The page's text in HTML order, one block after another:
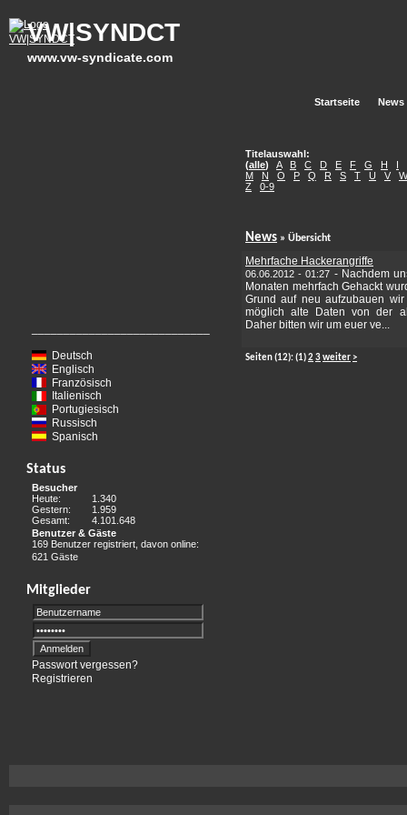
VW|SYNDCT
www.vw-syndicate.com
Startseite News
Deutsch
Englisch
Französisch
Italienisch
Portugiesisch
Russisch
Spanisch
Status
Besucher
Heute:
1.340
Gestern:
1.959
Gesamt:
4.101.648
Benutzer & Gäste
169 Benutzer registriert, davon online:
621 Gäste
Mitglieder
Passwort vergessen?
Registrieren
Titelauswahl:
(alle) A B C D E F G H
I
M
N O P Q R S T U V
W
Z
0-9
News » Übersicht
Mehrfache Hackerangriffe
06.06.2012 - 01:27 - Nachdem
Monaten mehrfach Gehackt
Grund auf neu aufzubauen
möglich alte Daten von der
Daher bitten wir um euer ve...
Seiten(12):(1)23weiter >